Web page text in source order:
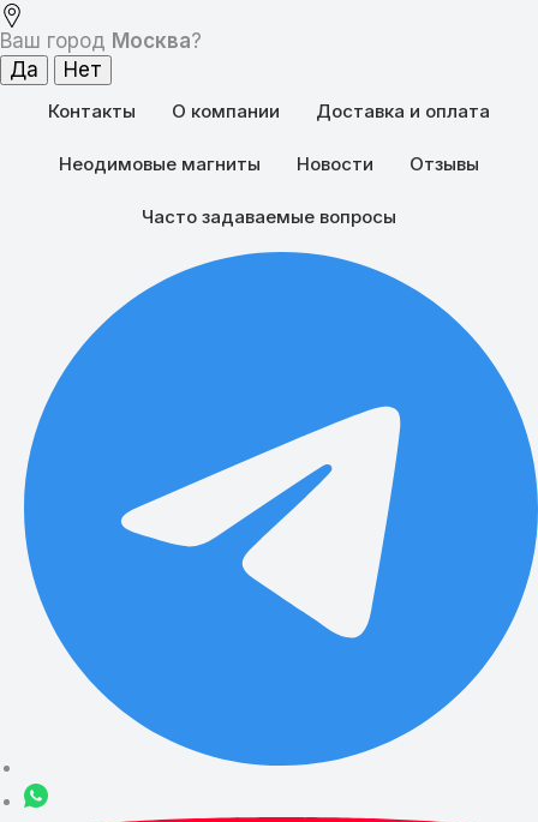
Ваш город Москва?
Контакты О компании Доставка и оплата
Неодимовые магниты Новости Отзывы
Часто задаваемые вопросы